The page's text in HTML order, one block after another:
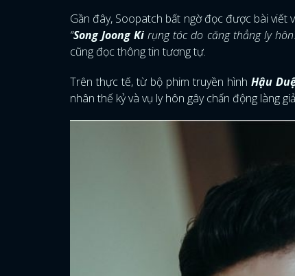
Gần đây, Soopatch bất ngờ đọc được bài viết
“Song Joong Ki rụng tóc do căng thẳng ly
cũng đọc thông tin tương tự.
Trên thực tế, từ bộ phim truyền hìnhHậu
nhân thế kỷ và vụ ly hôn gây chấn động làng